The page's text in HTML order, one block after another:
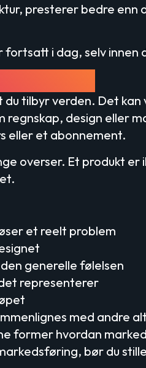
presterer bedre enn
fortsatt i dag, selv innen
tilbyr verden. Det
regnskap, design eller
eller et abonnement.
overser. Et produkt er
et reelt problem
generelle følelsen
representerer
med andre
former hvordan
bør du